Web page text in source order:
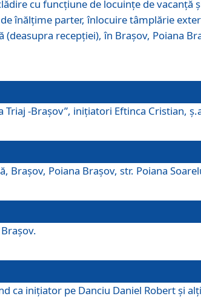
cu funcţiune de locuinţe de
înălţime parter, înlocuire tâmplărie
recepţiei), în Braşov, Poiana
-Braşov”, iniţiatori Eftinca Cristian,
Poiana Braşov, str. Poiana
ca iniţiator pe Danciu Daniel Robert şi